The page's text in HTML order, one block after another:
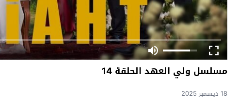
مسلسل ولي العهد الحلقة 14
18 ديسمبر 2025